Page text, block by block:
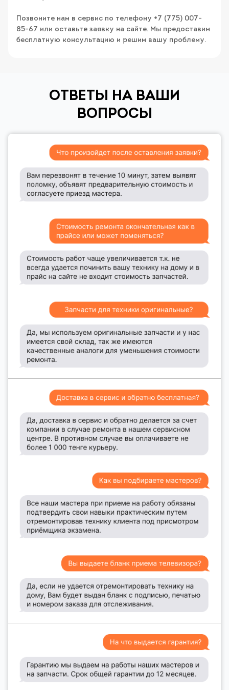
Позвоните нам в сервис по телефону +7 (775) 007-
85-67 или оставьте заявку на сайте. Мы предоставим
бесплатную консультацию и решим вашу проблему.
ОТВЕТЫ НА ВАШИ
ВОПРОСЫ